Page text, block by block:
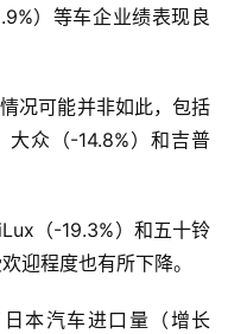
）等车企业绩表现良
况可能并非如此，包括
大众（-14.8%）和吉普
（-19.3%）和五十铃
迎程度也有所下降。
本汽车进口量（增长